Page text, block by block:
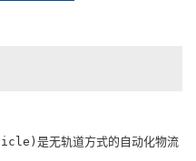
是无轨道方式的自动化物流